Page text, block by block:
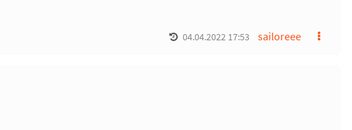
sailoreee
04.04.2022 17:53